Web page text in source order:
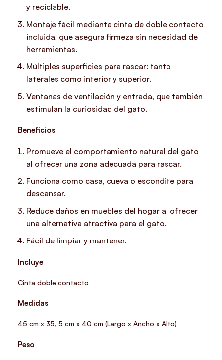
y reciclable.
Montaje fácil mediante cinta de doble contacto
incluida, que asegura firmeza sin necesidad de
herramientas.
Múltiples superficies para rascar: tanto
laterales como interior y superior.
Ventanas de ventilación y entrada, que también
estimulan la curiosidad del gato.
Beneficios
Promueve el comportamiento natural del gato
al ofrecer una zona adecuada para rascar.
Funciona como casa, cueva o escondite para
descansar.
Reduce daños en muebles del hogar al ofrecer
una alternativa atractiva para el gato.
Fácil de limpiar y mantener.
Incluye
Cinta doble contacto
Medidas
45 cm x 35, 5 cm x 40 cm (Largo x Ancho x Alto)
Peso